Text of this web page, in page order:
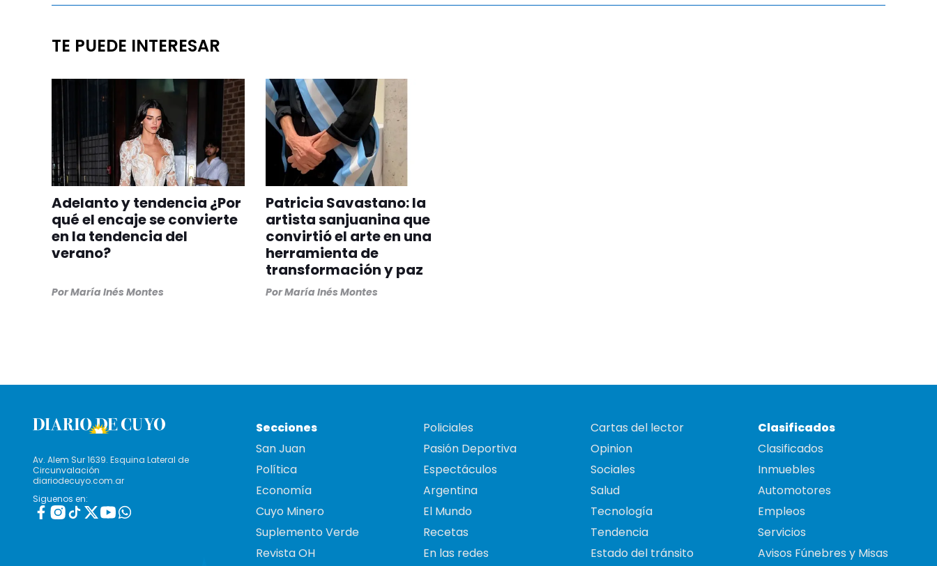
TE PUEDE INTERESAR
Adelanto y tendencia ¿Por
qué el encaje se convierte
en la tendencia del
verano?
PorMaría Inés Montes
Patricia Savastano: la
artista sanjuanina que
convirtió el arte en una
herramienta de
transformación y paz
PorMaría Inés Montes
Av. Alem Sur 1639. Esquina Lateral de
Circunvalación
diariodecuyo.com.ar
Siguenos en:
Secciones
San Juan
Política
Economía
Cuyo Minero
Suplemento Verde
Revista OH
Policiales
Pasión Deportiva
Espectáculos
Argentina
El Mundo
Recetas
En las redes
Cartas del lector
Opinion
Sociales
Salud
Tecnología
Tendencia
Estado del tránsito
Clasificados
Clasificados
Inmuebles
Automotores
Empleos
Servicios
Avisos Fúnebres y Misas